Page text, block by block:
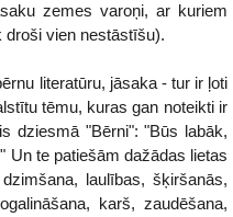
zemes varoņi, ar kuriem
droši vien nestāstīšu).
literatūru, jāsaka - tur ir ļoti
tēmu, kuras gan noteikti ir
dziesmā "Bērni": "Būs labāk,
Un te patiešām dažādas lietas
laulības, šķiršanās,
karš, zaudēšana,